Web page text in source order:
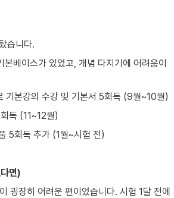
습니다.
베이스가 있었고, 개념 다지기에 어려움이
기본강의 수강 및 기본서 5회독 (9월~10월)
독 (11~12월)
5회독 추가 (1월~시험 전)
면)
굉장히 어려운 편이었습니다. 시험 1달 전에